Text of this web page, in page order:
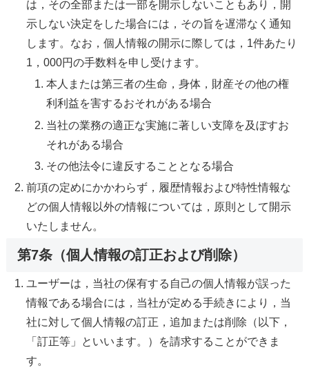
は，その全部または一部を開示しないこともあり，開
示しない決定をした場合には，その旨を遅滞なく通知
します。なお，個人情報の開示に際しては，1件あたり
1，000円の手数料を申し受けます。
本人または第三者の生命，身体，財産その他の権
利利益を害するおそれがある場合
当社の業務の適正な実施に著しい支障を及ぼすお
それがある場合
その他法令に違反することとなる場合
前項の定めにかかわらず，履歴情報および特性情報な
どの個人情報以外の情報については，原則として開示
いたしません。
第7条（個人情報の訂正および削除）
ユーザーは，当社の保有する自己の個人情報が誤った
情報である場合には，当社が定める手続きにより，当
社に対して個人情報の訂正，追加または削除（以下，
「訂正等」といいます。）を請求することができま
す。